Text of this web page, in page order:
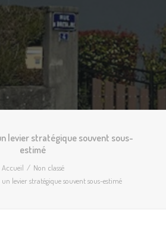
levier stratégique souvent sous-
estimé
Accueil
Non classé
levier stratégique souvent sous-estimé